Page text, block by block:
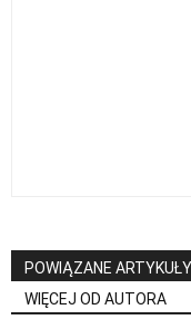
POWIĄZANE ARTYKUŁY
WIĘCEJ OD AUTORA